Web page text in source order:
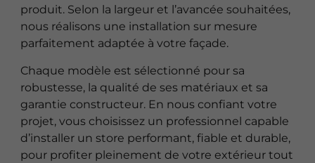
produit. Selon la largeur et l’avancée souhaitées,
nous réalisons une installation sur mesure
parfaitement adaptée à votre façade.
Chaque modèle est sélectionné pour sa
robustesse, la qualité de ses matériaux et sa
garantie constructeur. En nous confiant votre
projet, vous choisissez un professionnel capable
d’installer un store performant, fiable et durable,
pour profiter pleinement de votre extérieur tout